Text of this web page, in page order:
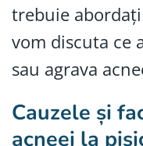
trebuie
vom discuta ce
sau agrava
Cauzele și
acneei la